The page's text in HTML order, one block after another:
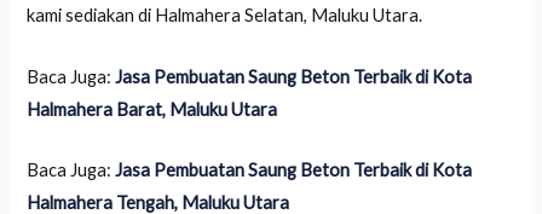
kami sediakan di Halmahera Selatan, Maluku Utara.
Baca Juga:Jasa Pembuatan Saung Beton Terbaik di Kota
Halmahera Barat, Maluku Utara
Baca Juga:Jasa Pembuatan Saung Beton Terbaik di Kota
Halmahera Tengah, Maluku Utara